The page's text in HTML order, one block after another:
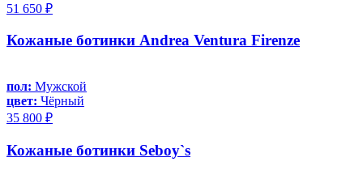
51 650 ₽
Кожаные ботинки Andrea Ventura Firenze
пол: Мужской
цвет: Чёрный
35 800 ₽
Кожаные ботинки Seboy`s